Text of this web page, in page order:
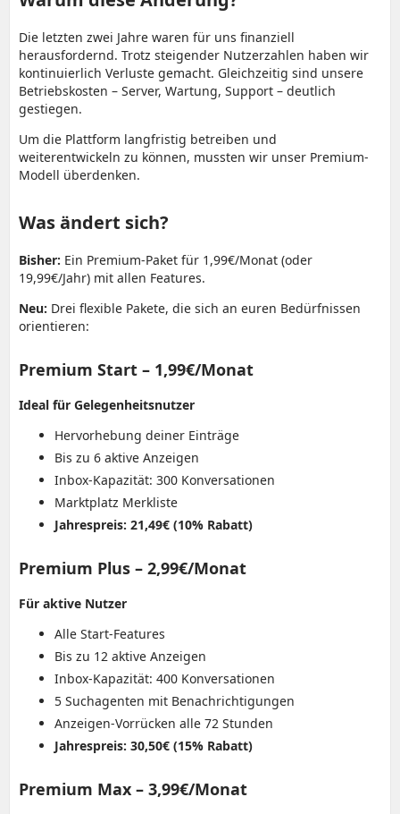
Die letzten zwei Jahre waren für uns finanziell
herausfordernd. Trotz steigender Nutzerzahlen haben wir
kontinuierlich Verluste gemacht. Gleichzeitig sind unsere
Betriebskosten – Server, Wartung, Support – deutlich
gestiegen.
Um die Plattform langfristig betreiben und
weiterentwickeln zu können, mussten wir unser Premium-
Modell überdenken.
Was ändert sich?
Bisher: Ein Premium-Paket für 1,99€/Monat (oder
19,99€/Jahr) mit allen Features.
Neu: Drei flexible Pakete, die sich an euren Bedürfnissen
orientieren:
Premium Start – 1,99€/Monat
Ideal für Gelegenheitsnutzer
Hervorhebung deiner Einträge
Bis zu 6 aktive Anzeigen
Inbox-Kapazität: 300 Konversationen
Marktplatz Merkliste
Jahrespreis: 21,49€ (10% Rabatt)
Premium Plus – 2,99€/Monat
Für aktive Nutzer
Alle Start-Features
Bis zu 12 aktive Anzeigen
Inbox-Kapazität: 400 Konversationen
5 Suchagenten mit Benachrichtigungen
Anzeigen-Vorrücken alle 72 Stunden
Jahrespreis: 30,50€ (15% Rabatt)
Premium Max – 3,99€/Monat